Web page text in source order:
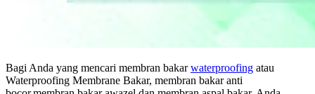
Bagi Anda yang mencari membran bakarwaterproofing atau
Waterproofing Membrane Bakar, membran bakar anti